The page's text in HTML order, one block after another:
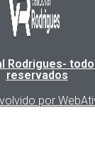
Rodrigues-
reservados
por